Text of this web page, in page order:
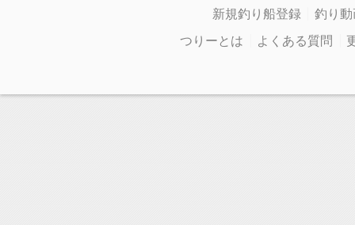
新規釣り船登録
釣り動
つりーとは
よくある質問